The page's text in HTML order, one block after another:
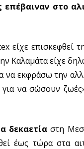
στο
είχε
Καλαμάτα είχε
να εκφράσω την
να σώσουν
δεκαετία στη
έως τώρα στα